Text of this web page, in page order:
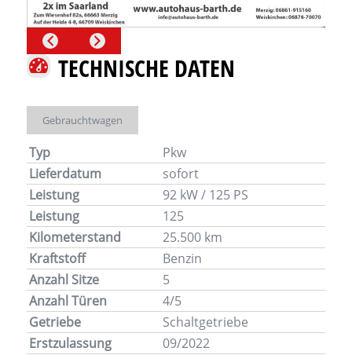
TECHNISCHE DATEN
Gebrauchtwagen
Typ
Pkw
Lieferdatum
sofort
Leistung
92 kW / 125 PS
Leistung
125
Kilometerstand
25.500 km
Kraftstoff
Benzin
Anzahl Sitze
5
Anzahl Türen
4/5
Getriebe
Schaltgetriebe
Erstzulassung
09/2022